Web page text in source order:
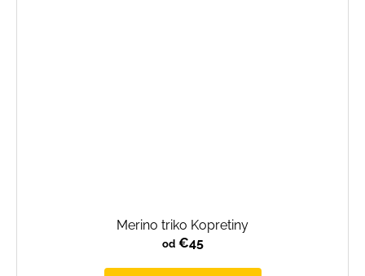
Merino triko Kopretiny
od€45